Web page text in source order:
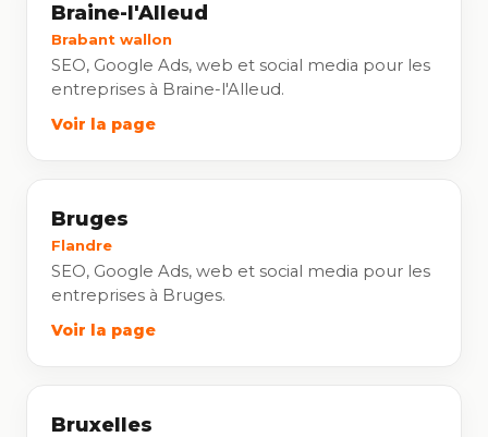
Braine-l'Alleud
Brabant wallon
SEO, Google Ads, web et social media pour les
entreprises à Braine-l'Alleud.
Voir la page
Bruges
Flandre
SEO, Google Ads, web et social media pour les
entreprises à Bruges.
Voir la page
Bruxelles